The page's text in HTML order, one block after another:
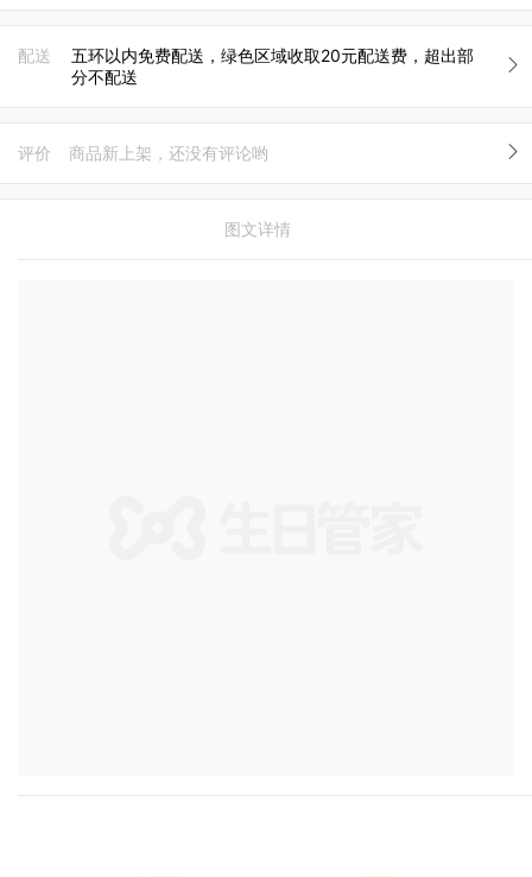
配送
五环以内免费配送，绿色区域收取20元配送费，超出部
分不配送
评价 商品新上架，还没有评论哟
图文详情